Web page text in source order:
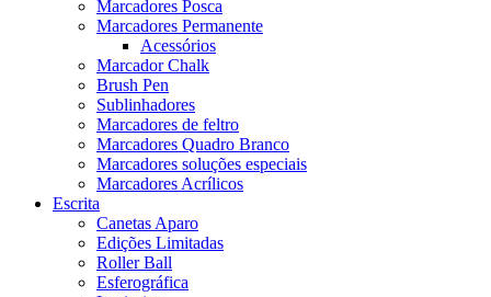
Marcadores Posca
Marcadores Permanente
Acessórios
Marcador Chalk
Brush Pen
Sublinhadores
Marcadores de feltro
Marcadores Quadro Branco
Marcadores soluções especiais
Marcadores Acrílicos
Escrita
Canetas Aparo
Edições Limitadas
Roller Ball
Esferográfica